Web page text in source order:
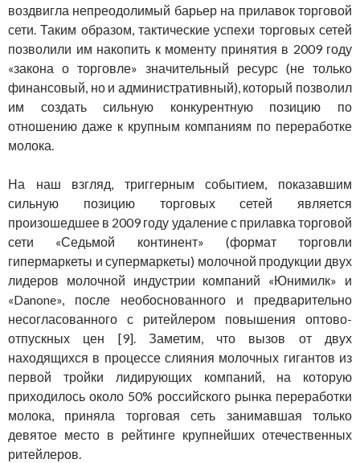
воздвигла непреодолимый барьер на прилавок торговой
сети. Таким образом, тактические успехи торговых сетей
позволили им накопить к моменту принятия в 2009 году
«закона о торговле» значительный ресурс (не только
финансовый, но и административный), который позволил
им создать сильную конкурентную позицию по
отношению даже к крупным компаниям по переработке
молока.
На наш взгляд, триггерным событием, показавшим
сильную позицию торговых сетей является
произошедшее в 2009 году удаление с прилавка торговой
сети «Седьмой континент» (формат торговли
гипермаркеты и супермаркеты) молочной продукции двух
лидеров молочной индустрии компаний «Юнимилк» и
«Danone», после необоснованного и предварительно
несогласованного с ритейлером повышения оптово-
отпускных цен [9]. Заметим, что вызов от двух
находящихся в процессе слияния молочных гигантов из
первой тройки лидирующих компаний, на которую
приходилось около 50% российского рынка переработки
молока, приняла торговая сеть занимавшая только
девятое место в рейтинге крупнейших отечественных
ритейлеров.